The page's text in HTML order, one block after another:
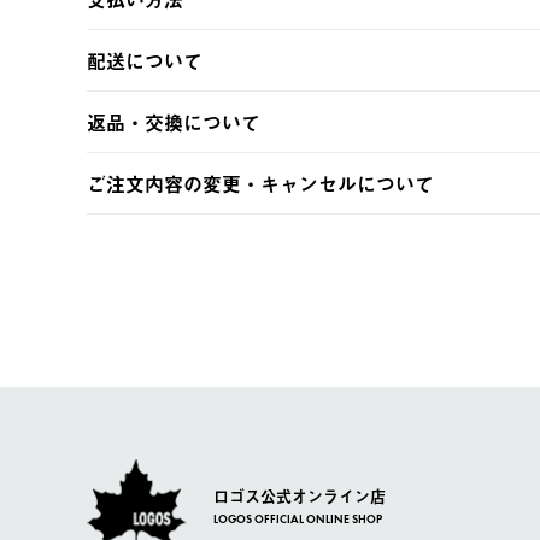
・クレジットカード決済
・Pay-easy決済
配送について
ご注文・ご入金完了より2営業日以内に商品を発送いたしま
※予約販売・長期連休期間中のご注文は除く（別途スケジ
返品・交換について
ご注文内容の変更・キャンセルについて
ロゴス公式オンライン店
LOGOS OFFICIAL ONLINE SHOP